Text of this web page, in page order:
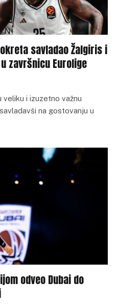
savladao Žalgiris i
završnicu Eurolige
veliku i izuzetno važnu
na gostovanju u
odveo Dubai do